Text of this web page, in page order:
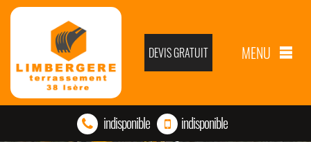
DEVIS GRATUIT MENU
indisponible indisponible